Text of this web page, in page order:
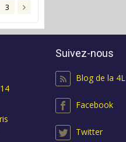
3
Suivez-nous
Blog de la 4L
Facebook
Twitter